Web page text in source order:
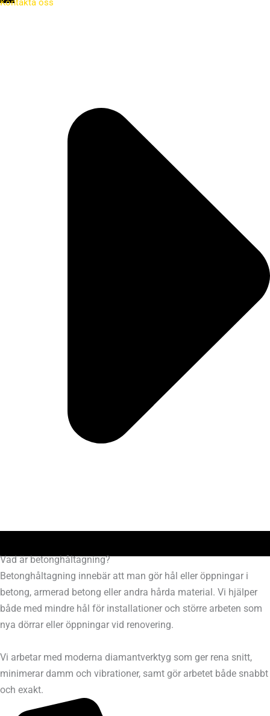
Kontakta oss
Vad är betonghåltagning?
Betonghåltagning innebär att man gör hål eller öppningar i
betong, armerad betong eller andra hårda material. Vi hjälper
både med mindre hål för installationer och större arbeten som
nya dörrar eller öppningar vid renovering.
Vi arbetar med moderna diamantverktyg som ger rena snitt,
minimerar damm och vibrationer, samt gör arbetet både snabbt
och exakt.